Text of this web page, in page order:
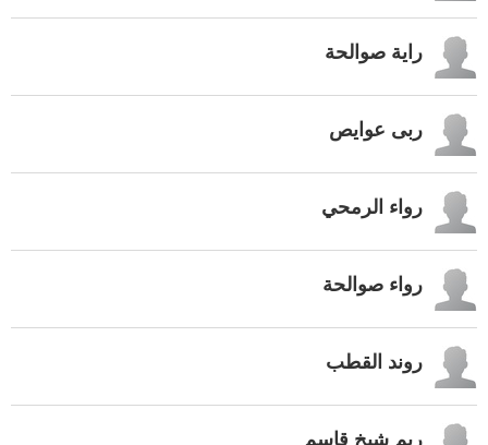
راية صوالحة
ربى عوايص
رواء الرمحي
رواء صوالحة
روند القطب
ريم شيخ قاسم